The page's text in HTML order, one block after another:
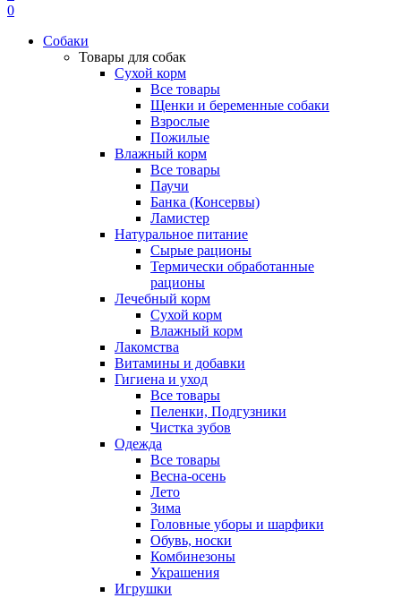
0
Собаки
Товары для собак
Сухой корм
Все товары
Щенки и беременные собаки
Взрослые
Пожилые
Влажный корм
Все товары
Паучи
Банка (Консервы)
Ламистер
Натуральное питание
Сырые рационы
Термически обработанные
рационы
Лечебный корм
Сухой корм
Влажный корм
Лакомства
Витамины и добавки
Гигиена и уход
Все товары
Пеленки, Подгузники
Чистка зубов
Одежда
Все товары
Весна-осень
Лето
Зима
Головные уборы и шарфики
Обувь, носки
Комбинезоны
Украшения
Игрушки